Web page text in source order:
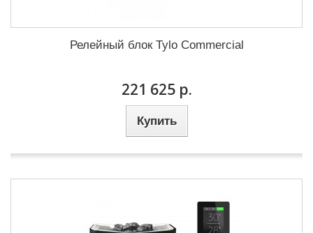
Релейный блок Tylo Commercial
221 625 р.
Купить